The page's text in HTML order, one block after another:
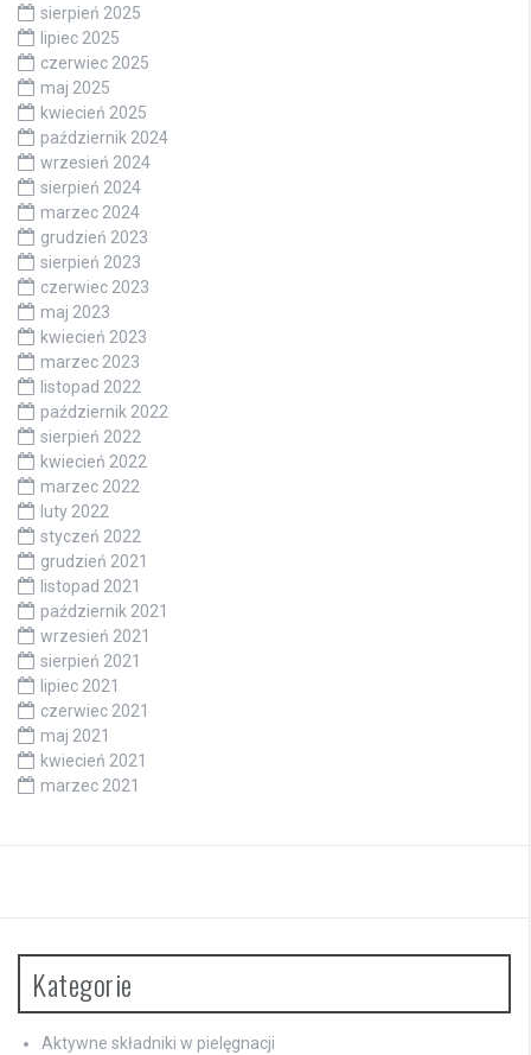
sierpień 2025
lipiec 2025
czerwiec 2025
maj 2025
kwiecień 2025
październik 2024
wrzesień 2024
sierpień 2024
marzec 2024
grudzień 2023
sierpień 2023
czerwiec 2023
maj 2023
kwiecień 2023
marzec 2023
listopad 2022
październik 2022
sierpień 2022
kwiecień 2022
marzec 2022
luty 2022
styczeń 2022
grudzień 2021
listopad 2021
październik 2021
wrzesień 2021
sierpień 2021
lipiec 2021
czerwiec 2021
maj 2021
kwiecień 2021
marzec 2021
Kategorie
Aktywne składniki w pielęgnacji